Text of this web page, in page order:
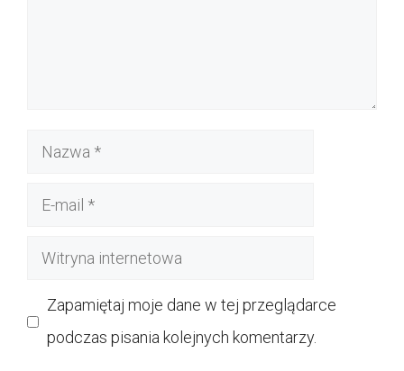
Nazwa
Witryna
Zapamiętaj moje dane w tej przeglądarce
podczas pisania kolejnych komentarzy.